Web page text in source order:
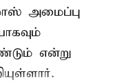
அமைப்பு
என்று